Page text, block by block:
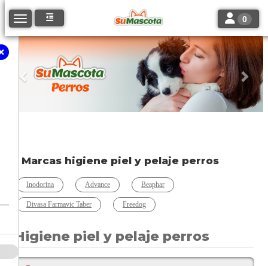
Toggle navigation Toggle
0
Anterior
Marcas higiene piel y pelaje perros
Inodorina Advance Beaphar
Divasa Farmavic Taber Freedog
Higiene piel y pelaje perros